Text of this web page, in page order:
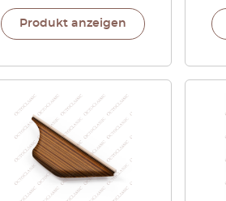
Produkt anzeigen